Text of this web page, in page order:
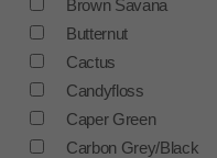
Brown Savana
Butternut
Cactus
Candyfloss
Caper Green
Carbon Grey/Black